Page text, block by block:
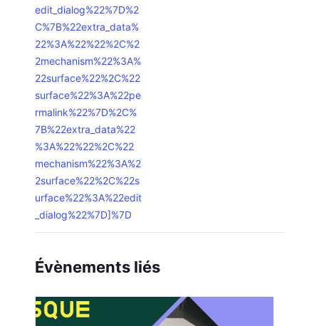
edit_dialog%22%7D%2
C%7B%22extra_data%
22%3A%22%22%2C%2
2mechanism%22%3A%
22surface%22%2C%22
surface%22%3A%22pe
rmalink%22%7D%2C%
7B%22extra_data%22
%3A%22%22%2C%22
mechanism%22%3A%2
2surface%22%2C%22s
urface%22%3A%22edit
_dialog%22%7D]%7D
Évènements liés